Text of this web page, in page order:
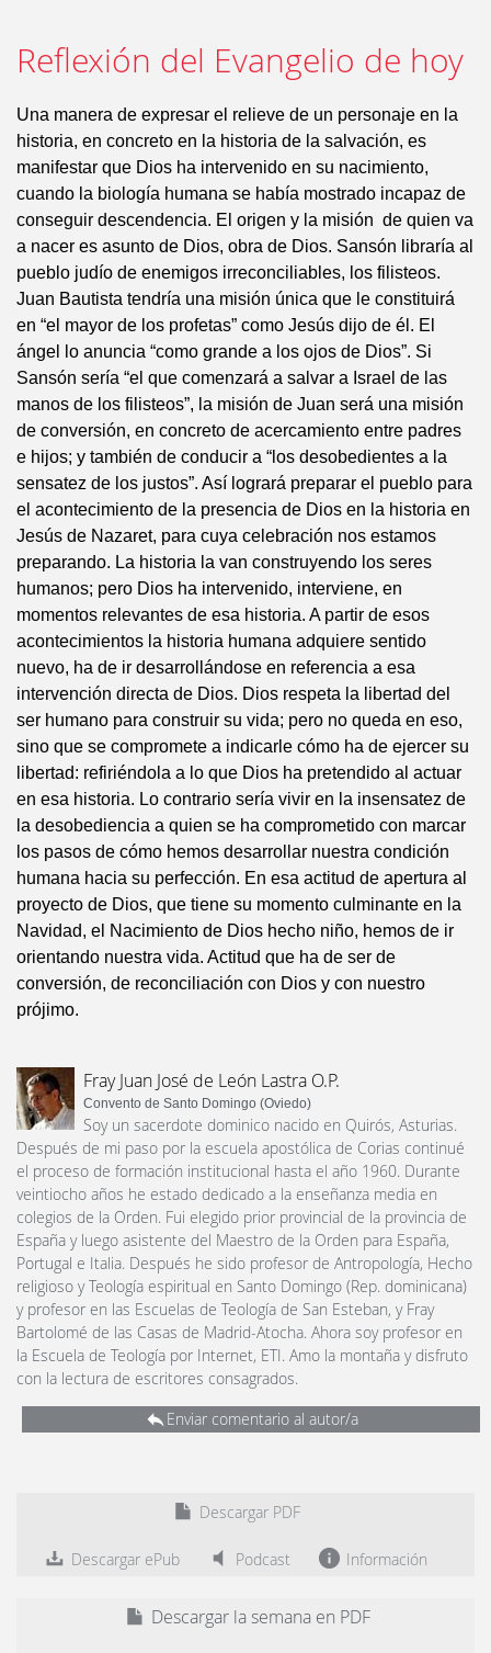
Reflexión del Evangelio de hoy
Una manera de expresar el relieve de un personaje en la
historia, en concreto en la historia de la salvación, es
manifestar que Dios ha intervenido en su nacimiento,
cuando la biología humana se había mostrado incapaz de
conseguir descendencia. El origen y la misión de quien va
a nacer es asunto de Dios, obra de Dios. Sansón libraría al
pueblo judío de enemigos irreconciliables, los filisteos.
Juan Bautista tendría una misión única que le constituirá
en “el mayor de los profetas” como Jesús dijo de él. El
ángel lo anuncia “como grande a los ojos de Dios”. Si
Sansón sería “el que comenzará a salvar a Israel de las
manos de los filisteos”, la misión de Juan será una misión
de conversión, en concreto de acercamiento entre padres
e hijos; y también de conducir a “los desobedientes a la
sensatez de los justos”. Así logrará preparar el pueblo para
el acontecimiento de la presencia de Dios en la historia en
Jesús de Nazaret, para cuya celebración nos estamos
preparando. La historia la van construyendo los seres
humanos; pero Dios ha intervenido, interviene, en
momentos relevantes de esa historia. A partir de esos
acontecimientos la historia humana adquiere sentido
nuevo, ha de ir desarrollándose en referencia a esa
intervención directa de Dios. Dios respeta la libertad del
ser humano para construir su vida; pero no queda en eso,
sino que se compromete a indicarle cómo ha de ejercer su
libertad: refiriéndola a lo que Dios ha pretendido al actuar
en esa historia. Lo contrario sería vivir en la insensatez de
la desobediencia a quien se ha comprometido con marcar
los pasos de cómo hemos desarrollar nuestra condición
humana hacia su perfección. En esa actitud de apertura al
proyecto de Dios, que tiene su momento culminante en la
Navidad, el Nacimiento de Dios hecho niño, hemos de ir
orientando nuestra vida. Actitud que ha de ser de
conversión, de reconciliación con Dios y con nuestro
prójimo.
Fray Juan José de León Lastra O.P.
Convento de Santo Domingo (Oviedo)
Soy un sacerdote dominico nacido en Quirós, Asturias.
Después de mi paso por la escuela apostólica de Corias continué
el proceso de formación institucional hasta el año 1960. Durante
veintiocho años he estado dedicado a la enseñanza media en
colegios de la Orden. Fui elegido prior provincial de la provincia de
España y luego asistente del Maestro de la Orden para España,
Portugal e Italia. Después he sido profesor de Antropología, Hecho
religioso y Teología espiritual en Santo Domingo (Rep. dominicana)
y profesor en las Escuelas de Teología de San Esteban, y Fray
Bartolomé de las Casas de Madrid-Atocha. Ahora soy profesor en
la Escuela de Teología por Internet, ETI. Amo la montaña y disfruto
con la lectura de escritores consagrados.
Enviar comentario al autor/a
Descargar PDF
Descargar ePub Podcast Información
Descargar la semana en PDF